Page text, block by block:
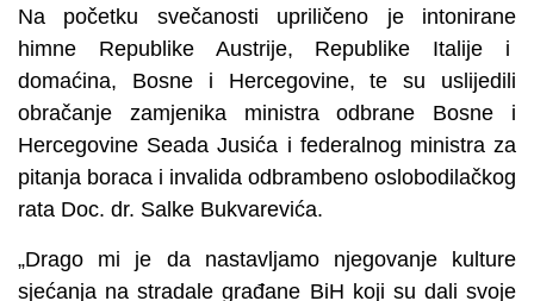
Na početku svečanosti upriličeno je intonirane
himne Republike Austrije, Republike Italije i
domaćina, Bosne i Hercegovine, te su uslijedili
obračanje zamjenika ministra odbrane Bosne i
Hercegovine Seada Jusića i federalnog ministra za
pitanja boraca i invalida odbrambeno oslobodilačkog
rata Doc. dr. Salke Bukvarevića.
„Drago mi je da nastavljamo njegovanje kulture
sjećanja na stradale građane BiH koji su dali svoje